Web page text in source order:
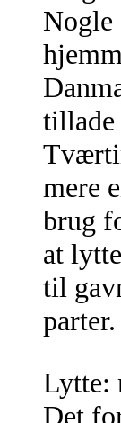
Nogle
tillade
mere
brug
at
til
parter.
Lytte:
Det